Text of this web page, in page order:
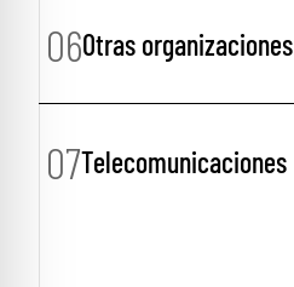
06Otras organizaciones
07Telecomunicaciones